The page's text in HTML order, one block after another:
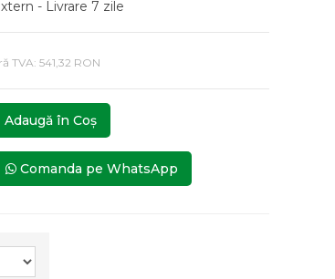
- Livrare 7 zile
TVA: 541,32 RON
Adaugă în Coş
Comanda pe WhatsApp